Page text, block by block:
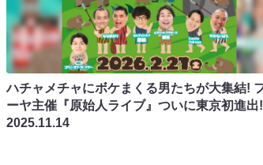
ハチャメチャにボケまくる男たちが大集結!
ーヤ主催『原始人ライブ』ついに東京初進出!
2025.11.14